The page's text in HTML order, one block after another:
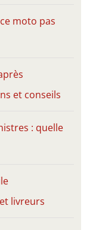
moto pas
et conseils
: quelle
livreurs